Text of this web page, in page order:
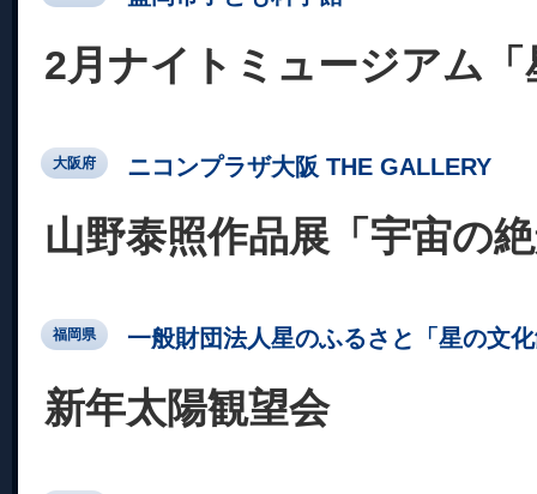
2月ナイトミュージアム
大阪府 ニコンプラザ大阪 THE GALLERY
山野泰照作品展「宇宙の
福岡県 一般財団法人星のふるさと「星の文
新年太陽観望会